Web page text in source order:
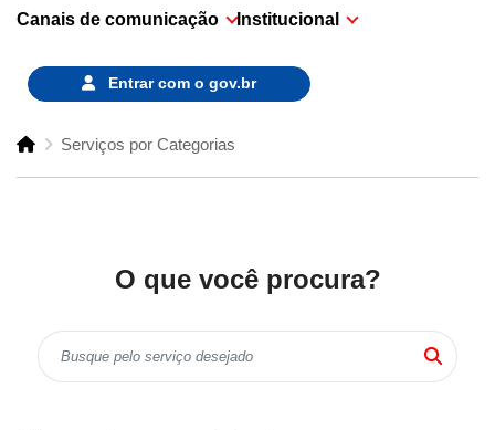
Canais de comunicação Institucional
Entrar com o gov.br
Serviços por Categorias
O que você procura?